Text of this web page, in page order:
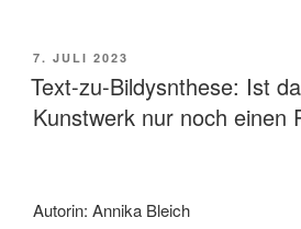
VERÖFFENTLICHT
AM
7. JULI 2023
Text-zu-Bildysnthese: Ist
Kunstwerk nur noch einen
Autorin: Annika Bleich